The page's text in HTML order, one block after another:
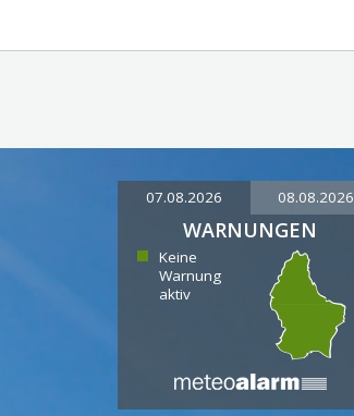
07.08.2026 08.08.2026
WARNUNGEN
Keine
Warnung
aktiv